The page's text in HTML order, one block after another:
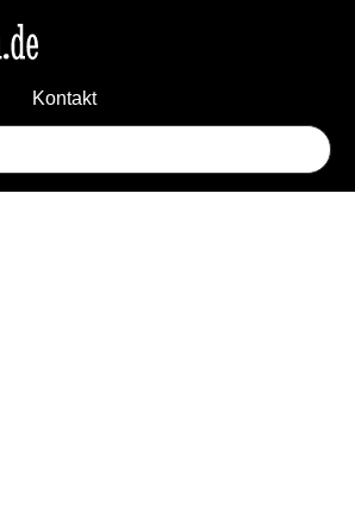
Kontakt